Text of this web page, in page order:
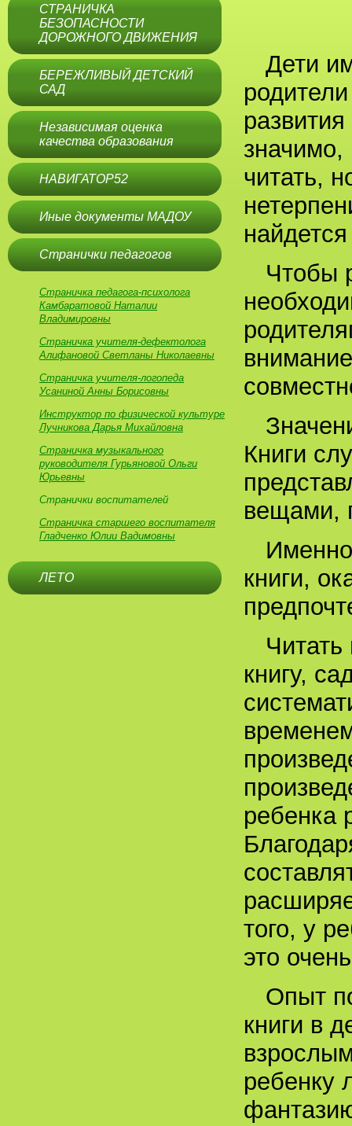
СТРАНИЧКА
БЕЗОПАСНОСТИ
ДОРОЖНОГО ДВИЖЕНИЯ
БЕРЕЖЛИВЫЙ ДЕТСКИЙ
САД
Независимая оценка
качества образования
НАВИГАТОР52
Иные документы МАДОУ
Странички педагогов
Страничка педагога-психолога
Камбаратовой Наталии
Владимировны
Страничка учителя-дефектолога
Алифановой Светланы Николаевны
Страничка учителя-логопеда
Усаниной Анны Борисовны
Инструктор по физической культуре
Лучникова Дарья Михайловна
Страничка музыкального
руководителя Гурьяновой Ольги
Юрьевны
Странички воспитателей
Страничка старшего воспитателя
Гладченко Юлии Вадимовны
ЛЕТО
Дети
значимо,
читать,
Чтобы
Книги
вещами,
книги,
книгу,
ребенка
того, у
это
Опыт
книги в
ребенку